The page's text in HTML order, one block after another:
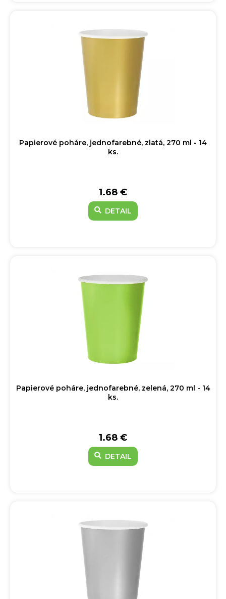
Papierové poháre, jednofarebné, zlatá, 270 ml - 14
ks.
1.68 €
DETAIL
Papierové poháre, jednofarebné, zelená, 270 ml - 14
ks.
1.68 €
DETAIL